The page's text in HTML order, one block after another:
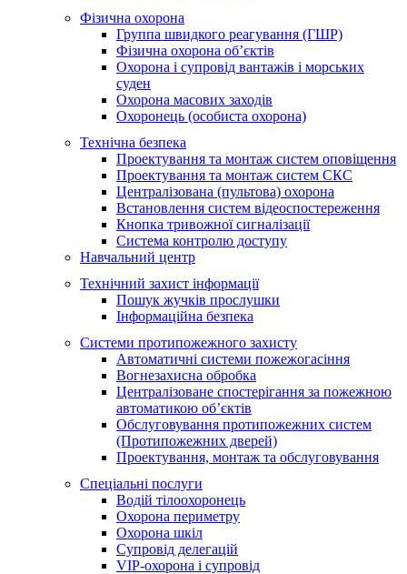
Фізична охорона
Группа швидкого реагування (ГШР)
Фізична охорона об’єктів
Охорона і супровід вантажів і морських
суден
Охорона масових заходів
Охоронець (особиста охорона)
Технічна безпека
Проектування та монтаж систем оповіщення
Проектування та монтаж систем СКС
Централізована (пультова) охорона
Встановлення систем відеоспостереження
Кнопка тривожної сигналізації
Система контролю доступу
Навчальний центр
Технічний захист інформації
Пошук жучків прослушки
Інформаційна безпека
Системи протипожежного захисту
Автоматичні системи пожежогасіння
Вогнезахисна обробка
Централізоване спостерігання за пожежною
автоматикою об’єктів
Обслуговування протипожежних систем
(Протипожежних дверей)
Проектування, монтаж та обслуговування
Спеціальні послуги
Водій тілоохоронець
Охорона периметру
Охорона шкіл
Супровід делегацій
VIP-охорона і супровід